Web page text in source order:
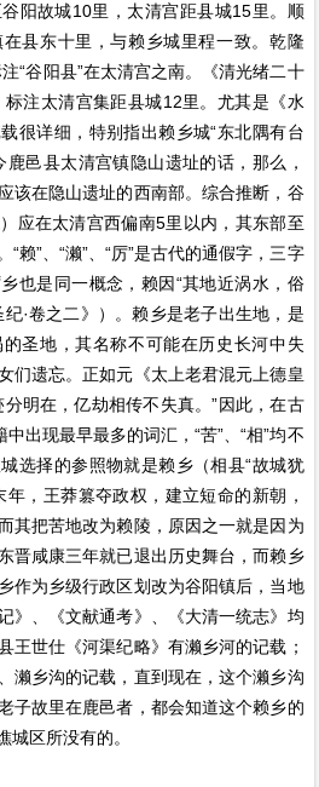
阳故城10里，太清宫距县城15里。顺
县东十里，与赖乡城里程一致。乾隆
“谷阳县”在太清宫之南。《清光绪二十
注太清宫集距县城12里。尤其是《水
很详细，特别指出赖乡城“东北隅有台
邑县太清宫镇隐山遗址的话，那么，
该在隐山遗址的西南部。综合推断，谷
应在太清宫西偏南5里以内，其东部至
赖”、“濑”、“厉”是古代的通假字，三字
也是同一概念，赖因“其地近涡水，俗
·卷之二》）。赖乡是老子出生地，是
圣地，其名称不可能在历史长河中失
们遗忘。正如元《太上老君混元上德皇
明在，亿劫相传不失真。”因此，在古
出现最早最多的词汇，“苦”、“相”均不
选择的参照物就是赖乡（相县“故城犹
，王莽篡夺政权，建立短命的新朝，
其把苦地改为赖陵，原因之一就是因为
晋咸康三年就已退出历史舞台，而赖乡
作为乡级行政区划改为谷阳镇后，当地
》、《文献通考》、《大清一统志》均
王世仕《河渠纪略》有濑乡河的记载；
濑乡沟的记载，直到现在，这个濑乡沟
子故里在鹿邑者，都会知道这个赖乡的
城区所没有的。